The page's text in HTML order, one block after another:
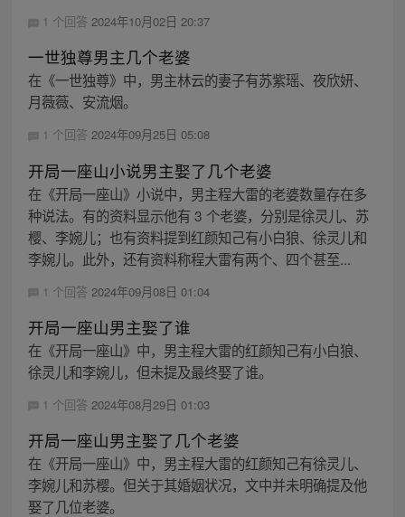
1 个回答 2024年10月02日 20:37
一世独尊男主几个老婆
在《一世独尊》中，男主林云的妻子有苏紫瑶、夜欣妍、
月薇薇、安流烟。
1 个回答 2024年09月25日 05:08
开局一座山小说男主娶了几个老婆
在《开局一座山》小说中，男主程大雷的老婆数量存在多
种说法。有的资料显示他有 3 个老婆，分别是徐灵儿、苏
樱、李婉儿；也有资料提到红颜知己有小白狼、徐灵儿和
李婉儿。此外，还有资料称程大雷有两个、四个甚至...
1 个回答 2024年09月08日 01:04
开局一座山男主娶了谁
在《开局一座山》中，男主程大雷的红颜知己有小白狼、
徐灵儿和李婉儿，但未提及最终娶了谁。
1 个回答 2024年08月29日 01:03
开局一座山男主娶了几个老婆
在《开局一座山》中，男主程大雷的红颜知己有徐灵儿、
李婉儿和苏樱。但关于其婚姻状况，文中并未明确提及他
娶了几位老婆。